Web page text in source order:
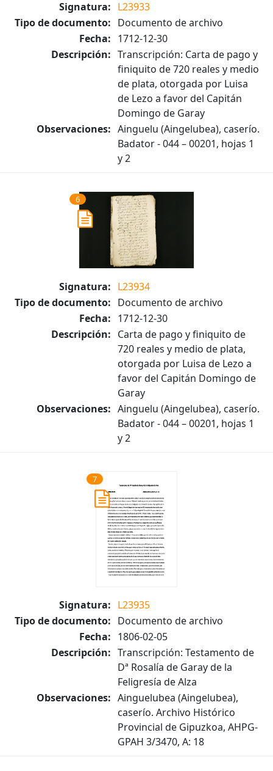
Signatura: L23933
Tipo de documento: Documento de archivo
Fecha: 1712-12-30
Descripción: Transcripción: Carta de pago y
finiquito de 720 reales y medio
de plata, otorgada por Luisa
de Lezo a favor del Capitán
Domingo de Garay
Observaciones: Ainguelu (Aingelubea), caserío.
Badator - 044 – 00201, hojas 1
y 2
6
Signatura: L23934
Tipo de documento: Documento de archivo
Fecha: 1712-12-30
Descripción: Carta de pago y finiquito de
720 reales y medio de plata,
otorgada por Luisa de Lezo a
favor del Capitán Domingo de
Garay
Observaciones: Ainguelu (Aingelubea), caserío.
Badator - 044 – 00201, hojas 1
y 2
7
Signatura: L23935
Tipo de documento: Documento de archivo
Fecha: 1806-02-05
Descripción: Transcripción: Testamento de
Dª Rosalía de Garay de la
Feligresía de Alza
Observaciones: Ainguelubea (Aingelubea),
caserío. Archivo Histórico
Provincial de Gipuzkoa, AHPG-
GPAH 3/3470, A: 18